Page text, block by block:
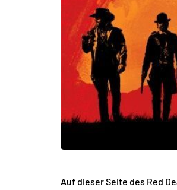
Auf dieser Seite des Red